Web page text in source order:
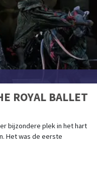
ROYAL BALLET
bijzondere plek in het hart
Het was de eerste